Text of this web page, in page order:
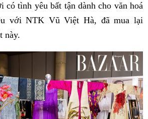
có tình yêu bất tận dành cho văn hoá
với NTK Vũ Việt Hà, đã mua lại
này.